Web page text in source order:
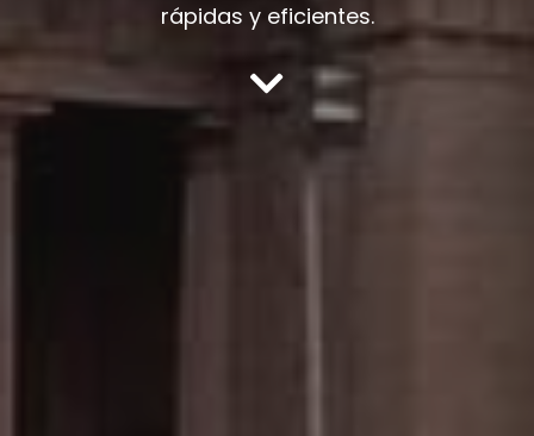
rápidas y eficientes.